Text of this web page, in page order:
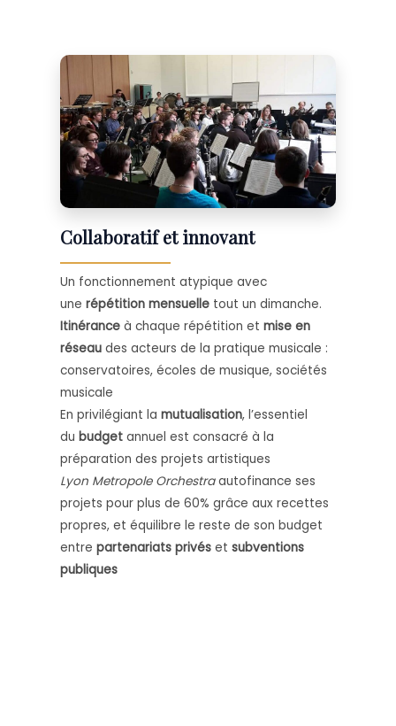
Collaboratif et innovant
Un fonctionnement atypique avec
une répétition mensuelle tout un dimanche.
Itinérance à chaque répétition et mise en
réseau des acteurs de la pratique musicale :
conservatoires, écoles de musique, sociétés
musicale
En privilégiant la mutualisation, l’essentiel
du budget annuel est consacré à la
préparation des projets artistiques
Lyon Metropole Orchestraautofinance ses
projets pour plus de 60% grâce aux recettes
propres, et équilibre le reste de son budget
entre partenariats privés et subventions
publiques